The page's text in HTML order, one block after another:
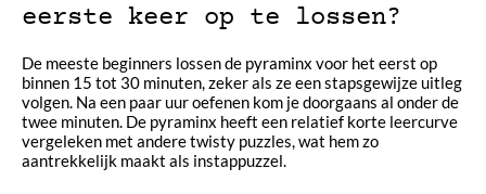
eerste keer op te lossen?
De meeste beginners lossen de pyraminx voor het eerst op
binnen 15 tot 30 minuten, zeker als ze een stapsgewijze uitleg
volgen. Na een paar uur oefenen kom je doorgaans al onder de
twee minuten. De pyraminx heeft een relatief korte leercurve
vergeleken met andere twisty puzzles, wat hem zo
aantrekkelijk maakt als instappuzzel.